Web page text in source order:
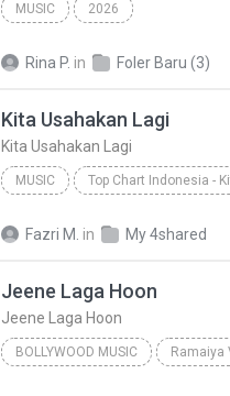
MUSIC 2026
Rina P. in Foler Baru (3)
Kita Usahakan Lagi
Kita Usahakan Lagi
MUSIC
Fazri M. in My 4shared
Jeene Laga Hoon
Jeene Laga Hoon
BOLLYWOOD MUSIC Ramaiya